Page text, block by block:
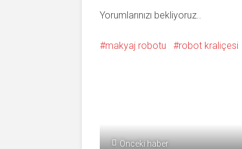
Yorumlarınızı bekliyoruz..
makyaj robotu robot kraliçesi
Önceki haber